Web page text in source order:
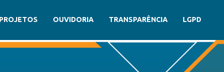
PROJETOS OUVIDORIA TRANSPARÊNCIA LGPD